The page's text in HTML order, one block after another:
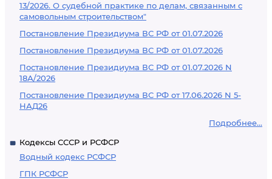
13/2026. О судебной практике по делам, связанным с
самовольным строительством"
Постановление Президиума ВС РФ от 01.07.2026
Постановление Президиума ВС РФ от 01.07.2026
Постановление Президиума ВС РФ от 01.07.2026 N
18А/2026
Постановление Президиума ВС РФ от 17.06.2026 N 5-
НАД26
Подробнее...
Кодексы СССР и РСФСР
Водный кодекс РСФСР
ГПК РСФСР